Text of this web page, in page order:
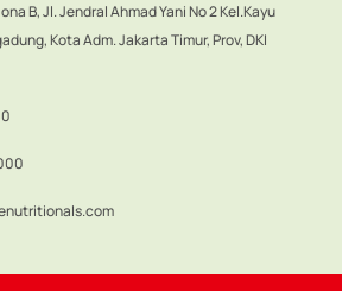
B, Jl. Jendral Ahmad Yani No 2 Kel.Kayu
Kota Adm. Jakarta Timur, Prov, DKI